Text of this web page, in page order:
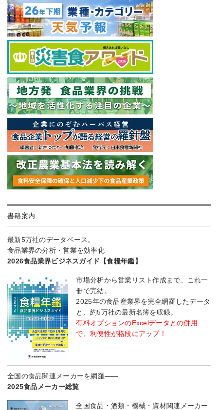
書籍案内
最新5万社のデータベース。
食品業界の分析・営業を効率化
2026食品業界ビジネスガイド【食糧年鑑】
市場分析から営業リスト作成まで、これ一
冊で完結。
2025年の食品産業界を完全網羅したデータ
と、約5万社の最新名簿を収録。
有料オプションのExcelデータとの併用
で、利便性が格段にアップ！
全国の食品関連メーカーを網羅――
2025食品メーカー総覧
全国食品・酒類・機械・資材関連メーカー